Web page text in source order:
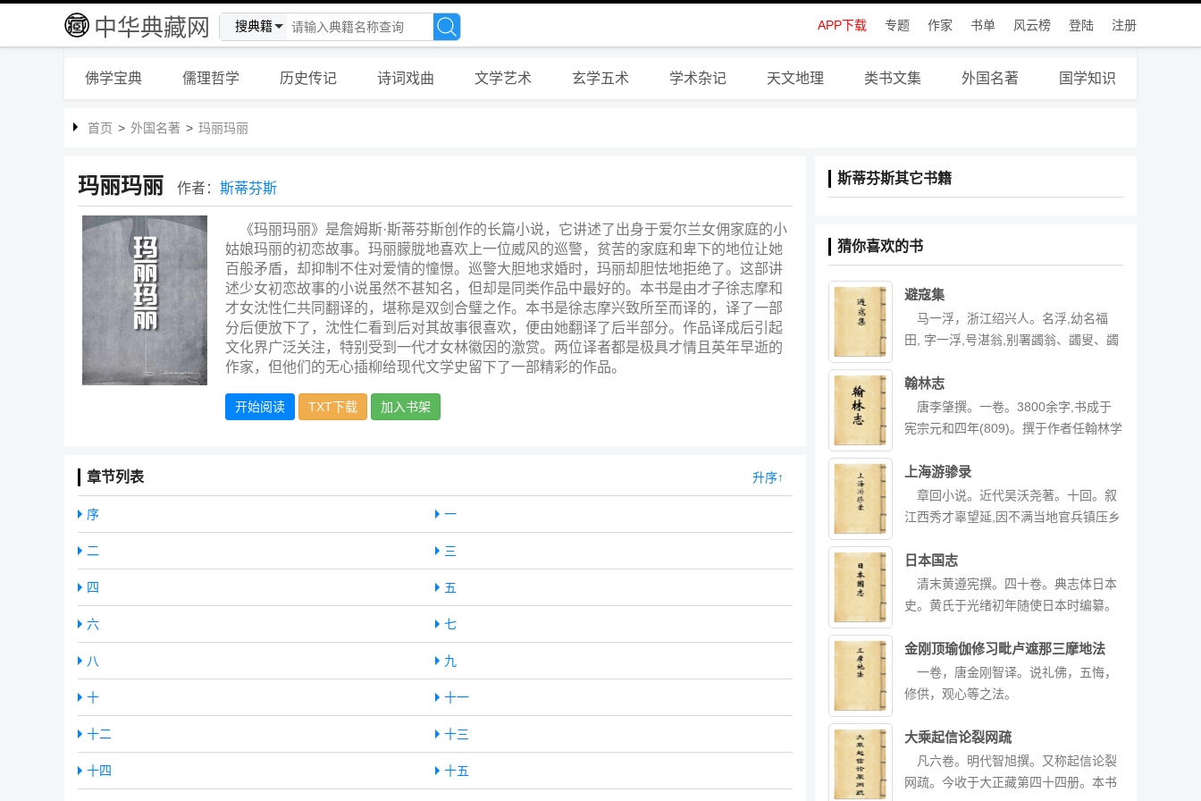
APP下载 专题 作家 书单 风云榜 登陆 注册
中华典藏网 搜典籍
佛学宝典 儒理哲学 历史传记 诗词戏曲 文学艺术 玄学五术 学术杂记 天文地理 类书文集 外国名著 国学知识
首页 > 外国名著 > 玛丽玛丽
玛丽玛丽 作者： 斯蒂芬斯
《玛丽玛丽》是詹姆斯·斯蒂芬斯创作的长篇小说，它讲述了出身于爱尔兰女佣家庭的小
姑娘玛丽的初恋故事。玛丽朦胧地喜欢上一位威风的巡警，贫苦的家庭和卑下的地位让她
百般矛盾，却抑制不住对爱情的憧憬。巡警大胆地求婚时，玛丽却胆怯地拒绝了。这部讲
述少女初恋故事的小说虽然不甚知名，但却是同类作品中最好的。本书是由才子徐志摩和
才女沈性仁共同翻译的，堪称是双剑合璧之作。本书是徐志摩兴致所至而译的，译了一部
分后便放下了，沈性仁看到后对其故事很喜欢，便由她翻译了后半部分。作品译成后引起
文化界广泛关注，特别受到一代才女林徽因的激赏。两位译者都是极具才情且英年早逝的
作家，但他们的无心插柳给现代文学史留下了一部精彩的作品。
开始阅读 TXT下载 加入书架
章节列表 升序↑
序 一
二 三
四 五
六 七
八 九
十 十一
十二 十三
十四 十五
斯蒂芬斯其它书籍
猜你喜欢的书
避寇集
马一浮，浙江绍兴人。名浮,幼名福
田, 字一浮,号湛翁,别署蠲翁、蠲叟、蠲
文史馆馆长,晚年为浙江大学教授。著有
《泰和会语》、《宜山会语》、《避寇
集》、《复性书院讲录》、《尔 雅台答
学大师马一浮先生于1937-1941年期间
所作。当时因抗日战争爆发，马一浮先
生由桐庐经赣、桂辗转避地至四川，故
翰林志
唐李肇撰。一卷。3800余字,书成于
宪宗元和四年(809)。撰于作者任翰林学
诸事。凡有厅堂苑宇、学士职掌、仪
则、饮善、唱和等十三则。为记翰林院
掌故的最古之作。宋洪遵收入《翰苑群
史》等本。
上海游骖录
章回小说。近代吴沃尧著。十回。叙
江西秀才辜望延,因不满当地官兵镇压乡
其救出,逃往上海,借住堂兄家。辜读
《革命军》等书后,向往加入革命党,但
经人介绍所识革命党人,言语谈吐,均不
均不可靠,只需五十元,就能高呼皇帝万
岁。并为之设计宴请几位党人,使之显露
原形。席间,真如李所言,党人丑态百出,
所望。是时捕讯紧急,辜望延逃往日本。
作者认为清政权无药可救,对革命党人也
十分失望,将中国社会问题的症结归于道
日本国志
清末黄遵宪撰。四十卷。典志体日本
史。黄氏于光绪初年随使日本时编纂。
明治维新后“百务并修，气象一新”的情
况，以供清廷取法。全书除卷首年表
外，分国统、邻交、天文、地理、职
于《国统志》所记日本古史沿革及明治
维新史，《邻交志》所记中日二千年来
经济、政治、文化交流史较详。而《职
金刚顶瑜伽修习毗卢遮那三摩地法
一卷，唐金刚智译。说礼佛，五悔，
修供，观心等之法。
大乘起信论裂网疏
凡六卷。明代智旭撰。又称起信论裂
网疏。今收于大正藏第四十四册。本书